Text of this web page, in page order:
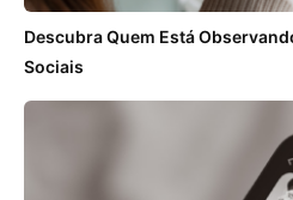
Descubra Quem Está
Sociais